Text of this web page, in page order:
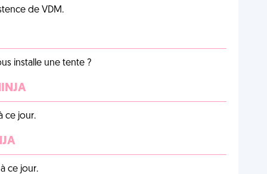
de VDM.
installe une tente ?
ce jour.
ce jour.